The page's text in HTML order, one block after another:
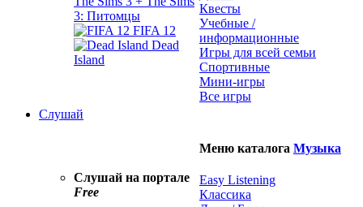
3: Питомцы
FIFA 12
Dead
Island
Квесты
Учебные /
информационные
Игры для всей семьи
Спортивные
Мини-игры
Все игры
Слушай
Слушай на портале
Free
Меню каталога Музыка
Easy Listening
Классика